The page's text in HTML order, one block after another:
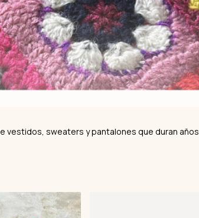
vestidos, sweaters y pantalones que duran años